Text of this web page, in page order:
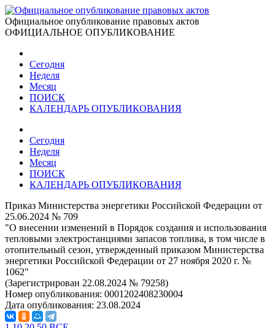
Официальное опубликование правовых актов
ОФИЦИАЛЬНОЕ ОПУБЛИКОВАНИЕ
Сегодня
Неделя
Месяц
ПОИСК
КАЛЕНДАРЬ ОПУБЛИКОВАНИЯ
Сегодня
Неделя
Месяц
ПОИСК
КАЛЕНДАРЬ ОПУБЛИКОВАНИЯ
Приказ Министерства энергетики Российской Федерации от
25.06.2024 № 709
"О внесении изменений в Порядок создания и использования
тепловыми электростанциями запасов топлива, в том числе в
отопительный сезон, утвержденный приказом Министерства
энергетики Российской Федерации от 27 ноября 2020 г. №
1062"
(Зарегистрирован 22.08.2024 № 79258)
Номер опубликования: 0001202408230004
Дата опубликования: 23.08.2024